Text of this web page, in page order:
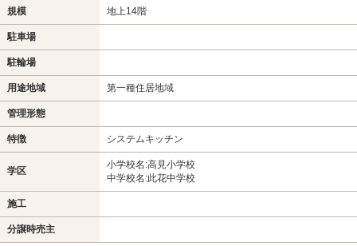
規模 地上14階
駐車場
駐輪場
用途地域 第一種住居地域
管理形態
特徴 システムキッチン
学区
小学校名:高見小学校
中学校名:此花中学校
施工
分譲時売主